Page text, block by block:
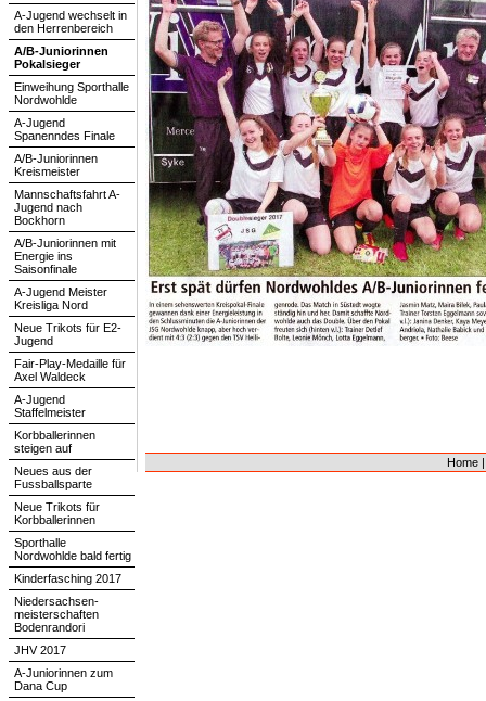
Home |
A-Jugend wechselt in
den Herrenbereich
A/B-Juniorinnen
Pokalsieger
Einweihung Sporthalle
Nordwohlde
A-Jugend
Spanenndes Finale
A/B-Juniorinnen
Kreismeister
Mannschaftsfahrt A-
Jugend nach
Bockhorn
A/B-Juniorinnen mit
Energie ins
Saisonfinale
A-Jugend Meister
Kreisliga Nord
Neue Trikots für E2-
Jugend
Fair-Play-Medaille für
Axel Waldeck
A-Jugend
Staffelmeister
Korbballerinnen
steigen auf
Neues aus der
Fussballsparte
Neue Trikots für
Korbballerinnen
Sporthalle
Nordwohlde bald fertig
Kinderfasching 2017
Niedersachsen-
meisterschaften
Bodenrandori
JHV 2017
A-Juniorinnen zum
Dana Cup